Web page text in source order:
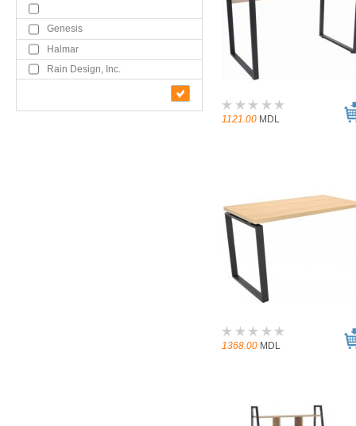
Genesis
Halmar
Rain Design, Inc.
1121.00 MDL
1368.00 MDL